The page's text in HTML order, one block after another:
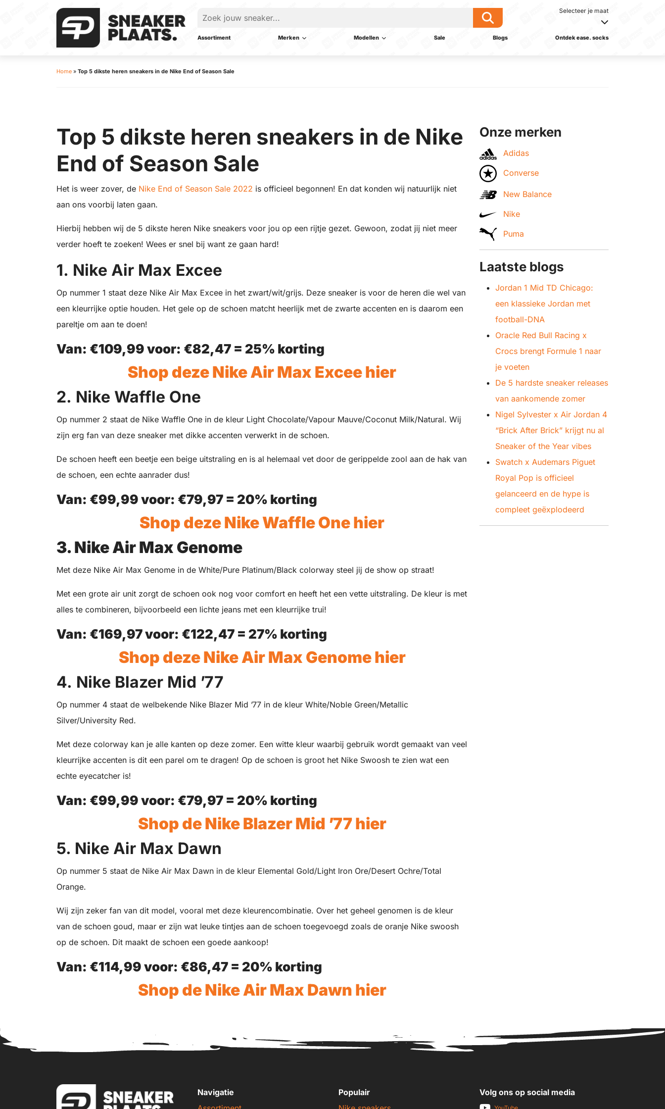
Selecteer je maat
Assortiment Merken Modellen Sale Blogs Ontdek ease. socks
Home » Top 5 dikste heren sneakers in de Nike End of Season Sale
Top 5 dikste heren sneakers in de Nike
End of Season Sale
Het is weer zover, de Nike End of Season Sale 2022 is officieel begonnen! En dat konden wij natuurlijk niet
aan ons voorbij laten gaan.
Hierbij hebben wij de 5 dikste heren Nike sneakers voor jou op een rijtje gezet. Gewoon, zodat jij niet meer
verder hoeft te zoeken! Wees er snel bij want ze gaan hard!
1. Nike Air Max Excee
Op nummer 1 staat deze Nike Air Max Excee in het zwart/wit/grijs. Deze sneaker is voor de heren die wel van
een kleurrijke optie houden. Het gele op de schoen matcht heerlijk met de zwarte accenten en is daarom een
pareltje om aan te doen!
Van: €109,99 voor: €82,47 = 25% korting
Shop deze Nike Air Max Excee hier
2. Nike Waffle One
Op nummer 2 staat de Nike Waffle One in de kleur Light Chocolate/Vapour Mauve/Coconut Milk/Natural. Wij
zijn erg fan van deze sneaker met dikke accenten verwerkt in de schoen.
De schoen heeft een beetje een beige uitstraling en is al helemaal vet door de gerippelde zool aan de hak van
de schoen, een echte aanrader dus!
Van: €99,99 voor: €79,97 = 20% korting
Shop deze Nike Waffle One hier
3. Nike Air Max Genome
Met deze Nike Air Max Genome in de White/Pure Platinum/Black colorway steel jij de show op straat!
Met een grote air unit zorgt de schoen ook nog voor comfort en heeft het een vette uitstraling. De kleur is met
alles te combineren, bijvoorbeeld een lichte jeans met een kleurrijke trui!
Van: €169,97 voor: €122,47 = 27% korting
Shop deze Nike Air Max Genome hier
4. Nike Blazer Mid ’77
Op nummer 4 staat de welbekende Nike Blazer Mid ’77 in de kleur White/Noble Green/Metallic
Silver/University Red.
Met deze colorway kan je alle kanten op deze zomer. Een witte kleur waarbij gebruik wordt gemaakt van veel
kleurrijke accenten is dit een parel om te dragen! Op de schoen is groot het Nike Swoosh te zien wat een
echte eyecatcher is!
Van: €99,99 voor: €79,97 = 20% korting
Shop de Nike Blazer Mid ’77 hier
5. Nike Air Max Dawn
Op nummer 5 staat de Nike Air Max Dawn in de kleur Elemental Gold/Light Iron Ore/Desert Ochre/Total
Orange.
Wij zijn zeker fan van dit model, vooral met deze kleurencombinatie. Over het geheel genomen is de kleur
van de schoen goud, maar er zijn wat leuke tintjes aan de schoen toegevoegd zoals de oranje Nike swoosh
op de schoen. Dit maakt de schoen een goede aankoop!
Van: €114,99 voor: €86,47 = 20% korting
Shop de Nike Air Max Dawn hier
Onze merken
Adidas
Converse
New Balance
Nike
Puma
Laatste blogs
Jordan 1 Mid TD Chicago:
een klassieke Jordan met
football-DNA
Oracle Red Bull Racing x
Crocs brengt Formule 1 naar
je voeten
De 5 hardste sneaker releases
van aankomende zomer
Nigel Sylvester x Air Jordan 4
“Brick After Brick” krijgt nu al
Sneaker of the Year vibes
Swatch x Audemars Piguet
Royal Pop is officieel
gelanceerd en de hype is
compleet geëxplodeerd
Navigatie
Populair
Volg ons op social media